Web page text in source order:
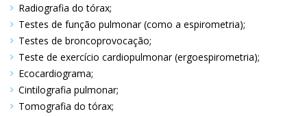
Radiografia do tórax
Testes de função pulmonar (como a espirometria)
Testes de broncoprovocação
Teste de exercício cardiopulmonar (ergoespirometria)
Ecocardiograma
Cintilografia pulmonar
Tomografia do tórax